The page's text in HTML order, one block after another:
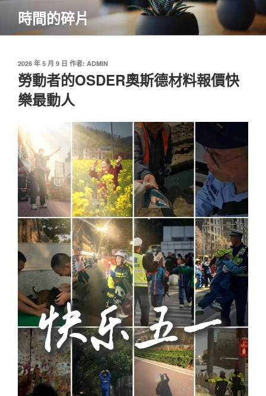
主
時間的碎片
發
佈
於
2026 年 5 月 9 日 作者: ADMIN
勞動者的OSDER奧斯德材料報價快
樂最動人